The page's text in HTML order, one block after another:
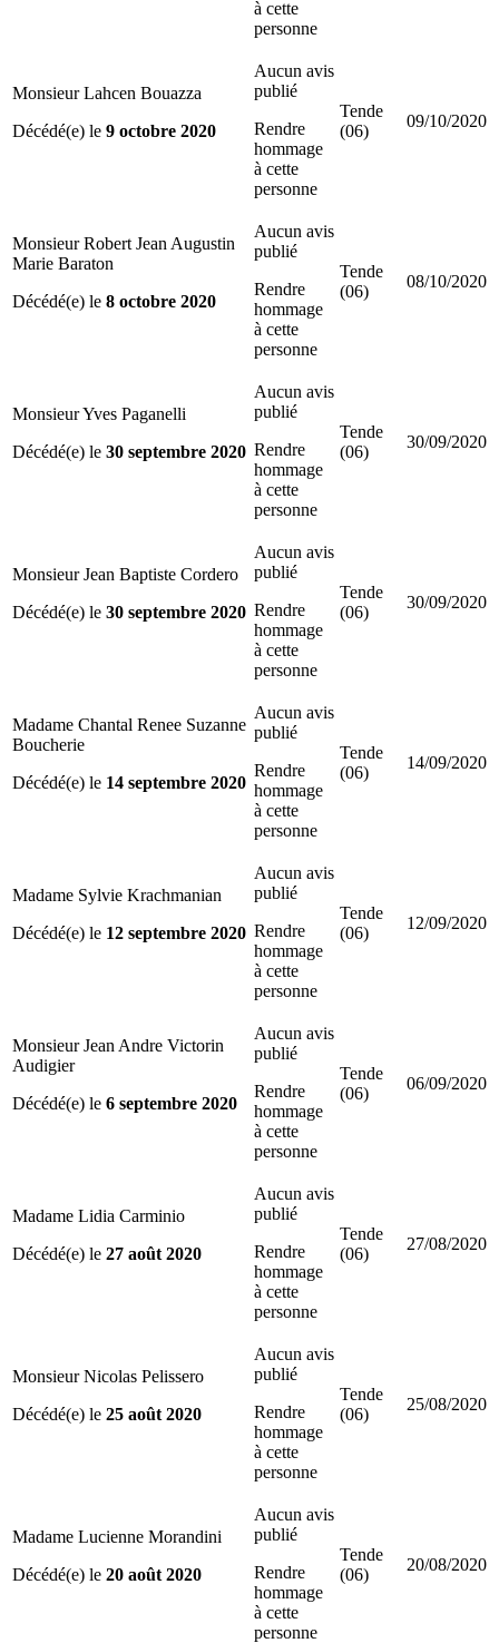
à cette
personne
Monsieur Lahcen Bouazza
Décédé(e) le 9 octobre 2020
Aucun avis
publié
Rendre
hommage
à cette
personne
Tende
(06)
09/10/2020
Monsieur Robert Jean Augustin
Marie Baraton
Décédé(e) le 8 octobre 2020
Aucun avis
publié
Rendre
hommage
à cette
personne
Tende
(06)
08/10/2020
Monsieur Yves Paganelli
Décédé(e) le 30 septembre 2020
Aucun avis
publié
Rendre
hommage
à cette
personne
Tende
(06)
30/09/2020
Monsieur Jean Baptiste Cordero
Décédé(e) le 30 septembre 2020
Aucun avis
publié
Rendre
hommage
à cette
personne
Tende
(06)
30/09/2020
Madame Chantal Renee Suzanne
Boucherie
Décédé(e) le 14 septembre 2020
Aucun avis
publié
Rendre
hommage
à cette
personne
Tende
(06)
14/09/2020
Madame Sylvie Krachmanian
Décédé(e) le 12 septembre 2020
Aucun avis
publié
Rendre
hommage
à cette
personne
Tende
(06)
12/09/2020
Monsieur Jean Andre Victorin
Audigier
Décédé(e) le 6 septembre 2020
Aucun avis
publié
Rendre
hommage
à cette
personne
Tende
(06)
06/09/2020
Madame Lidia Carminio
Décédé(e) le 27 août 2020
Aucun avis
publié
Rendre
hommage
à cette
personne
Tende
(06)
27/08/2020
Monsieur Nicolas Pelissero
Décédé(e) le 25 août 2020
Aucun avis
publié
Rendre
hommage
à cette
personne
Tende
(06)
25/08/2020
Madame Lucienne Morandini
Décédé(e) le 20 août 2020
Aucun avis
publié
Rendre
hommage
à cette
personne
Tende
(06)
20/08/2020